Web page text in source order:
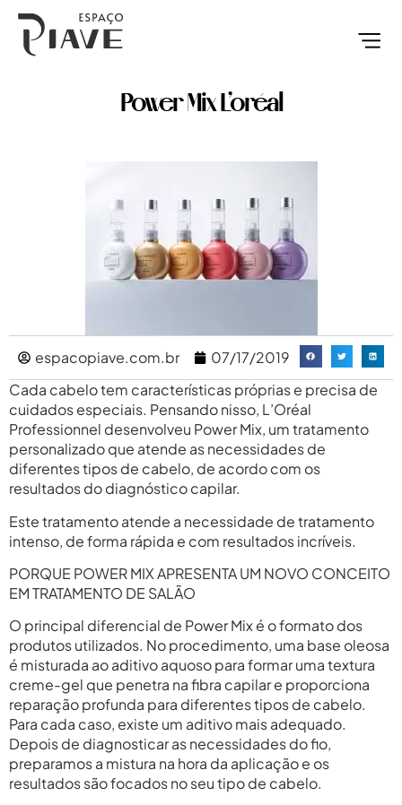
Power Mix L’oréal
espacopiave.com.br
07/17/2019
Cada cabelo tem características próprias e precisa de
cuidados especiais. Pensando nisso, L’Oréal
Professionnel desenvolveu Power Mix, um tratamento
personalizado que atende as necessidades de
diferentes tipos de cabelo, de acordo com os
resultados do diagnóstico capilar.
Este tratamento atende a necessidade de tratamento
intenso, de forma rápida e com resultados incríveis.
PORQUE POWER MIX APRESENTA UM NOVO CONCEITO
EM TRATAMENTO DE SALÃO
O principal diferencial de Power Mix é o formato dos
produtos utilizados. No procedimento, uma base oleosa
é misturada ao aditivo aquoso para formar uma textura
creme-gel que penetra na fibra capilar e proporciona
reparação profunda para diferentes tipos de cabelo.
Para cada caso, existe um aditivo mais adequado.
Depois de diagnosticar as necessidades do fio,
preparamos a mistura na hora da aplicação e os
resultados são focados no seu tipo de cabelo.